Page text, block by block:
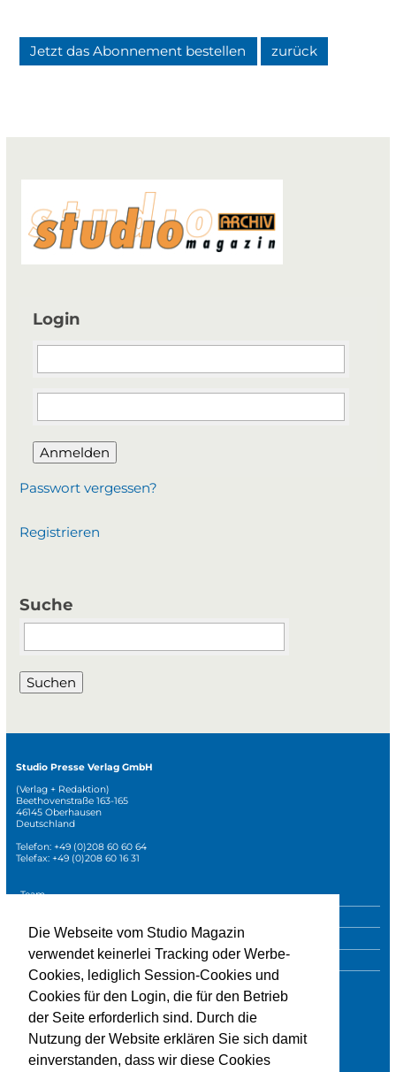
Die Webseite vom Studio Magazin
verwendet keinerlei Tracking oder Werbe-
Cookies, lediglich Session-Cookies und
Cookies für den Login, die für den Betrieb
der Seite erforderlich sind. Durch die
Nutzung der Website erklären Sie sich damit
einverstanden, dass wir diese Cookies
Jetzt das Abonnement bestellen zurück
Login
Anmelden
Passwort vergessen?
Registrieren
Suche
Suchbegriffe
Suchen
Studio Presse Verlag GmbH
(Verlag + Redaktion)
Beethovenstraße 163-165
46145 Oberhausen
Deutschland
Telefon: +49 (0)208 60 60 64
Telefax: +49 (0)208 60 16 31
Navigation
Team
Sonderpublikationen
Impressum
Datenschutz
» zur Studio-Website